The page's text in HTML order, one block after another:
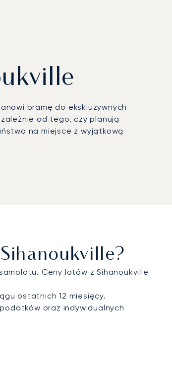
bramę do ekskluzywnych
od tego, czy planują
na miejsce z wyjątkową
prywatnej kabiny mogą Państwo
Ceny lotów z Sihanoukville
ostatnich 12 miesięcy.
oraz indywidualnych